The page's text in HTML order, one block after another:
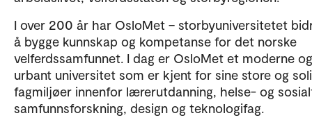
I over 200 år har OsloMet – storbyuniversitetet
å bygge kunnskap og kompetanse for det norske
velferdssamfunnet. I dag er OsloMet et moderne og
urbant universitet som er kjent for sine store og
fagmiljøer innenfor lærerutdanning, helse- og
samfunnsforskning, design og teknologifag.